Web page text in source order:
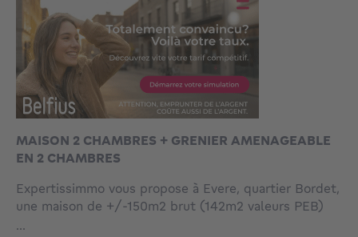
MAISON 2 CHAMBRES + GRENIER AMENAGEABLE
EN 2 CHAMBRES
Expertissimmo vous propose à Evere, quartier Bordet,
une maison de +/-150m2 brut (142m2 valeurs PEB)
...